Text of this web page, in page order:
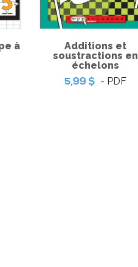
à
Additions et
soustractions en
échelons
5,99 $ - PDF